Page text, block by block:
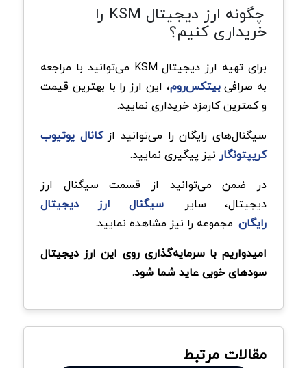
چگونه ارز دیجیتال KSM را
خریداری کنیم؟
برای تهیه ارز دیجیتال KSM می‌توانید با مراجعه
به صرافیبیتکس‌روم، این ارز را با بهترین قیمت
و کمترین کارمزد خریداری نمایید.
سیگنال‌های رایگان را می‌توانید ازکانال یوتیوب
کریپتونگار نیز پیگیری نمایید.
در ضمن می‌توانید از قسمت سیگنال ارز
دیجیتال، سایر
سیگنال‌ ارز دیجیتال
رایگان مجموعه را نیز مشاهده نمایید.
امیدواریم با سرمایه‌گذاری روی این ارز دیجیتال
سودهای خوبی عاید شما شود.
مقالات مرتبط